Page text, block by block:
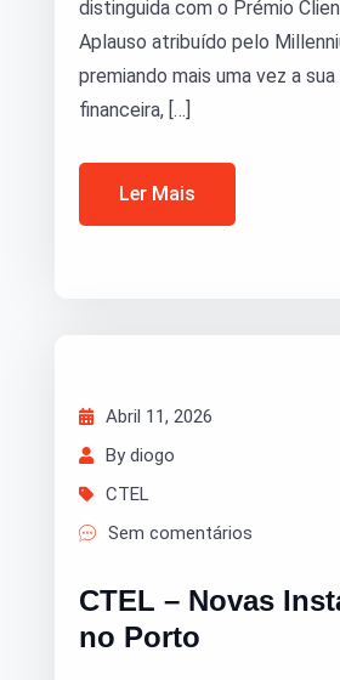
distinguida com o Prémio
Aplauso atribuído pelo
premiando mais uma vez a
financeira, […]
Ler Mais
Abril 11, 2026
By diogo
CTEL
Sem comentários
CTEL – Novas
no Porto